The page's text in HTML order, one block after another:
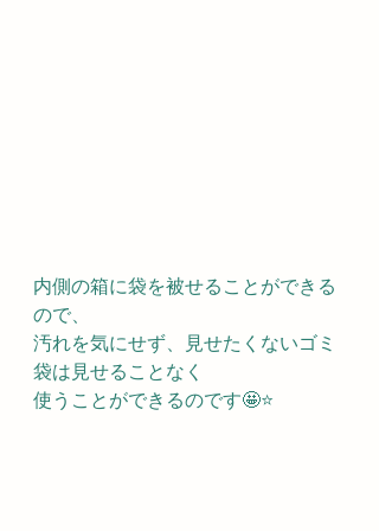
内側の箱に袋を被せることができる
ので、
汚れを気にせず、見せたくないゴミ
袋は見せることなく
使うことができるのです🤩⭐️